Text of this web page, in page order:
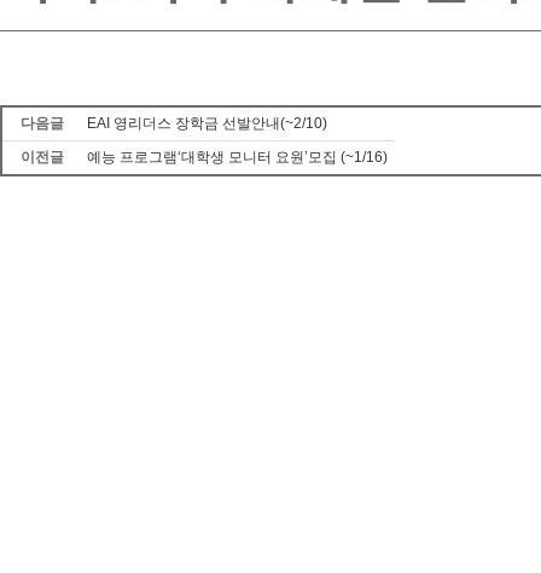
다음글
EAI 영리더스 장학금 선발안내(~2/10)
이전글
예능 프로그램‘대학생 모니터 요원’모집 (~1/16)